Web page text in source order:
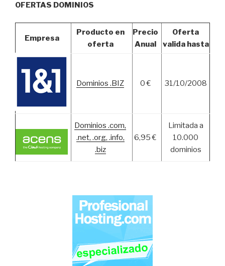
OFERTAS DOMINIOS
Empresa
Producto en
oferta
Precio
Anual
Oferta
valida hasta
Dominios .BIZ 0 € 31/10/2008
Dominios .com,
.net, .org, .info,
.biz
6,95 €
Limitada a
10.000
dominios